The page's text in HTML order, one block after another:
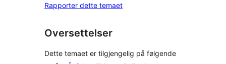
Rapporter dette temaet
Oversettelser
Dette temaet er tilgjengelig på følgende